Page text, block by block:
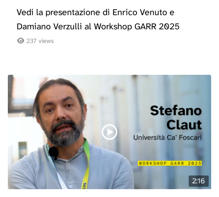
Vedi la presentazione di Enrico Venuto e
Damiano Verzulli al Workshop GARR 2025
237 views
2:16